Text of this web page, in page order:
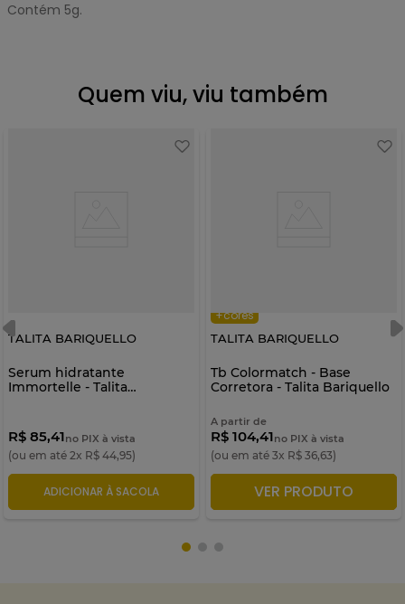
Contém 5g.
Quem viu, viu também
TALITA BARIQUELLO
Serum hidratante
Immortelle - Talita
R$ 85,41no PIX à vista
(ou em até 2x R$ 44,95)
ADICIONAR À SACOLA
+cores
TALITA BARIQUELLO
Tb Colormatch - Base
Corretora - Talita Bariquello
A partir de
R$ 104,41no PIX à vista
(ou em até 3x R$ 36,63)
ADICIONAR À SACOLA
VER PRODUTO